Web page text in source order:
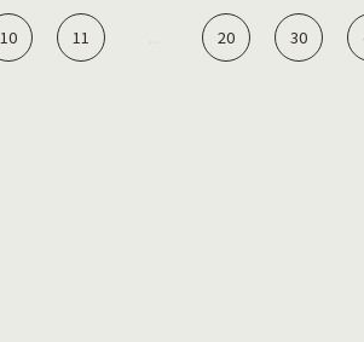
10 11 20 30